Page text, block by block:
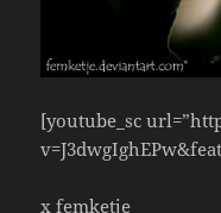
[youtube_sc
x femketje